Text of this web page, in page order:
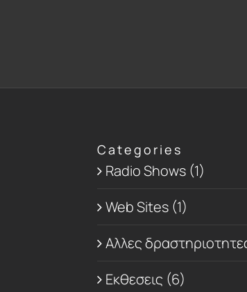
Categories
Radio Shows (1)
Web Sites (1)
Αλλες
Εκθεσεις (6)